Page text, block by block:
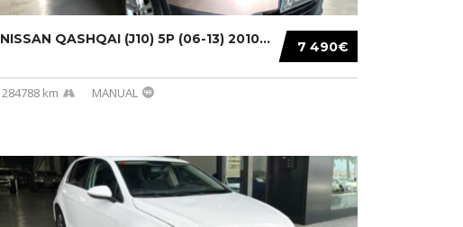
7 490€
NISSAN QASHQAI (J10) 5P (06-13) 2010...
284788 km MANUAL